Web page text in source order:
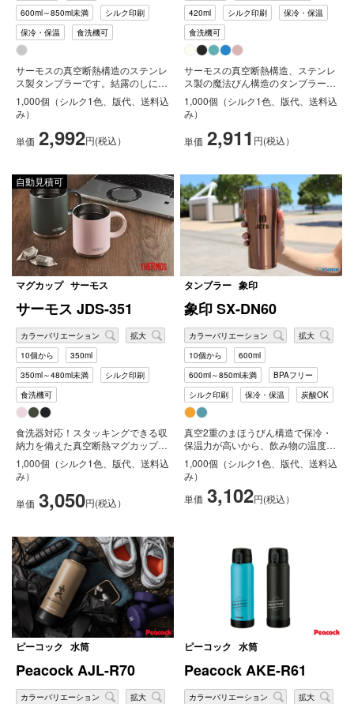
600ml～850ml未満
シルク印刷
保冷・保温
食洗機可
サーモスの真空断熱構造のステンレ
ス製タンブラーです。結露のしにく
い、外側の熱くならない、冷たい飲
み物...
1,000個（シルク1色、版代、送料込
み）
単価 2,992円(税込）
420ml
シルク印刷
保冷・保温
食洗機可
サーモスの真空断熱構造、ステンレ
ス製の魔法びん構造のタンブラーで
す。JDY-420Cのリニューアル商...
1,000個（シルク1色、版代、送料込
み）
単価 2,911 円(税込）
自動見積可
マグカップ サーモス
サーモス JDS-351
カラーバリエーション
拡大
10個から
350ml
350ml～480ml未満
シルク印刷
食洗機可
食洗器対応！スタッキングできる収
納力を備えた真空断熱マグカップで
す。重ねられるので省スペースで収
納が...
1,000個（シルク1色、版代、送料込
み）
単価 3,050円(税込）
タンブラー 象印
象印 SX-DN60
カラーバリエーション
拡大
10個から
600ml
600ml～850ml未満
BPAフリー
シルク印刷
保冷・保温 炭酸OK
真空2重のまほうびん構造で保冷・
保温力が高いから、飲み物の温度を
長時間キープします。冷たい飲み物
を入...
1,000個（シルク1色、版代、送料込
み）
単価 3,102円(税込）
ピーコック 水筒
Peacock AJL-R70
カラーバリエーション
拡大
ピーコック 水筒
Peacock AKE-R61
カラーバリエーション
拡大